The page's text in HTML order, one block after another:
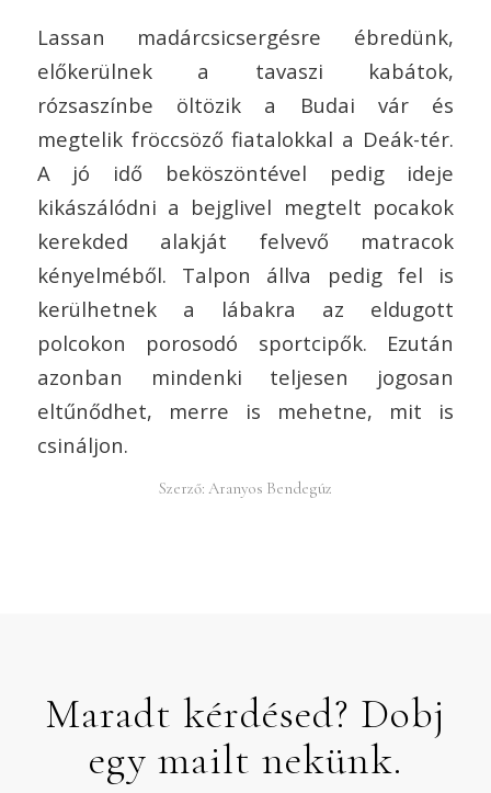
Lassan madárcsicsergésre ébredünk,
előkerülnek a tavaszi kabátok,
rózsaszínbe öltözik a Budai vár és
megtelik fröccsöző fiatalokkal a Deák-tér.
A jó idő beköszöntével pedig ideje
kikászálódni a bejglivel megtelt pocakok
kerekded alakját felvevő matracok
kényelméből. Talpon állva pedig fel is
kerülhetnek a lábakra az eldugott
polcokon porosodó sportcipők. Ezután
azonban mindenki teljesen jogosan
eltűnődhet, merre is mehetne, mit is
csináljon.
Szerző: Aranyos Bendegúz
Maradt kérdésed? Dobj
egy mailt nekünk.